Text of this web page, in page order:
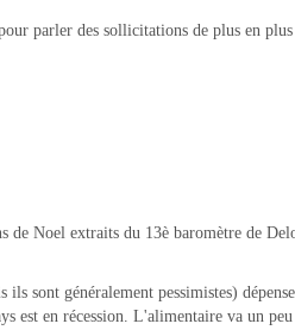
parler des sollicitations de plus en plus
de Noel extraits du 13è baromètre de
ils sont généralement pessimistes)
est en récession. L'alimentaire va un